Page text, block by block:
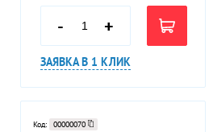
- +
ЗАЯВКА В 1 КЛИК
Код: 00000070